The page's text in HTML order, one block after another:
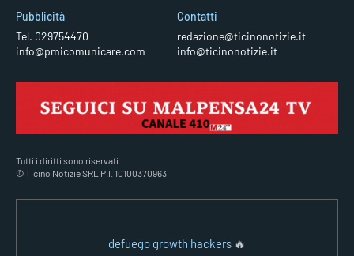
Pubblicità
Tel. 029754470
info@pmicomunicare.com
Contatti
redazione@ticinonotizie.it
info@ticinonotizie.it
Tutti i diritti sono riservati
© Ticino Notizie SRL P.I. 10100370963
defuego growth hackers 🔥